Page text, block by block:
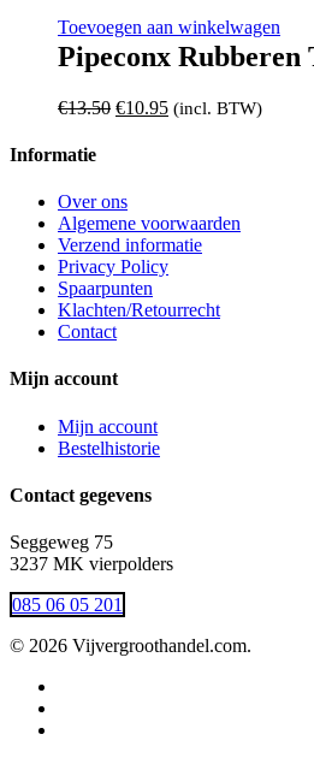
Toevoegen aan winkelwagen
Pipeconx Rubberen
€13.50 Oorspronkelijke
€10.95Huidige
(incl. BTW)
Informatie
Over ons
Algemene voorwaarden
Verzend informatie
Privacy Policy
Spaarpunten
Klachten/Retourrecht
Contact
Mijn account
Mijn account
Bestelhistorie
Contact gegevens
Seggeweg 75
3237 MK vierpolders
085 06 05 201
© 2026 Vijvergroothandel.com.